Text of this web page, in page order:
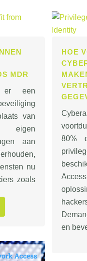
MDR
een
van
aan
nu
zoals
HOE
80%
en